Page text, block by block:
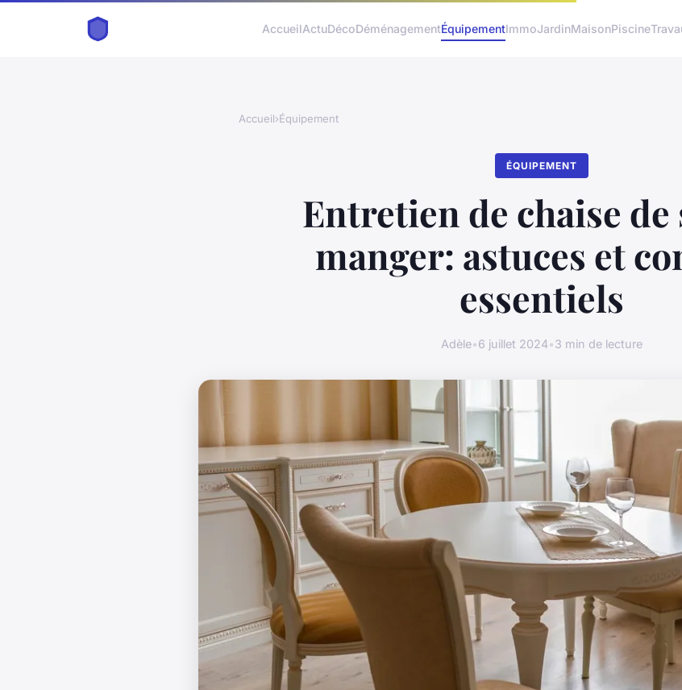
AccueilActuDécoDéménagementÉquipementImmoJardinMaisonPiscine
Accueil›Équipement
ÉQUIPEMENT
Entretien de chaise de
manger: astuces et
essentiels
Adèle•6 juillet 2024•3 min de lecture